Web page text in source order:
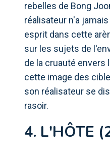
rebelles de Bong
réalisateur n'a
esprit dans cette
sur les sujets de
de la cruauté envers
cette image des
son réalisateur se
rasoir.
4. L'HÔTE